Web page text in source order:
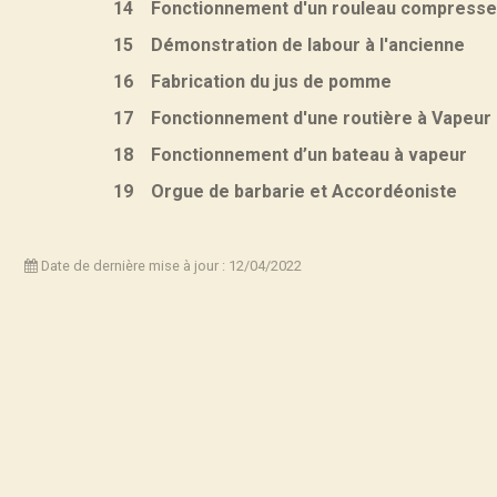
14 Fonctionnement d'un rouleau
15 Démonstration de labour à l'ancienne
16 Fabrication du jus de pomme
17 Fonctionnement d'une routière à Vapeur
18 Fonctionnement d’un bateau à vapeur
19 Orgue de barbarie et Accordéoniste
Date de dernière mise à jour : 12/04/2022